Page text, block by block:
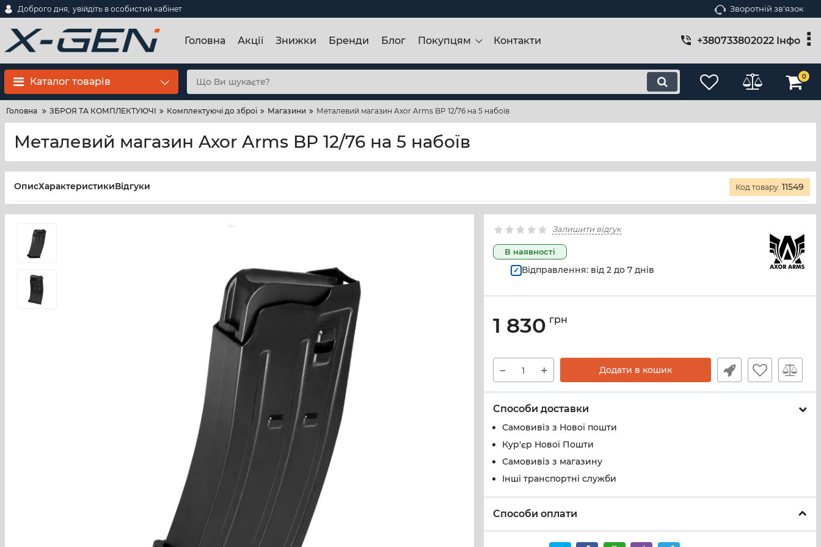
Доброго дня, увійдіть в особистий кабінет Зворотній зв'язок
Головна Акції Знижки Бренди Блог Покупцям Контакти +380733802022 Інфо
Каталог товарів 0
Головна ЗБРОЯ ТА КОМПЛЕКТУЮЧІ Комплектуючі до зброї Магазини Металевий магазин Axor Arms BP 12/76 на 5 набоїв
Металевий магазин Axor Arms BP 12/76 на 5 набоїв
ОписХарактеристикиВідгуки Код товару: 11549
Залишити відгук
В наявності
Відправлення: від 2 до 7 днів
1 830 грн
− + Додати в кошик
Способи доставки
Самовивіз з Нової пошти
Кур'єр Нової Пошти
Самовивіз з магазину
Інші транспортні служби
Способи оплати